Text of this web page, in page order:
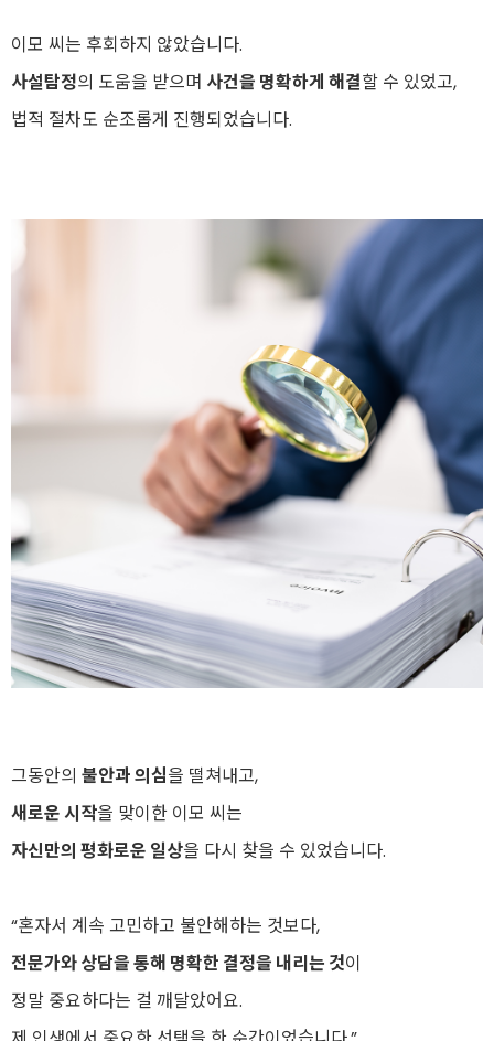
이모 씨는 후회하지 않았습니다.
사설탐정의 도움을 받으며 사건을 명확하게 해결할 수 있었고,
법적 절차도 순조롭게 진행되었습니다.
그동안의 불안과 의심을 떨쳐내고,
새로운 시작을 맞이한 이모 씨는
자신만의 평화로운 일상을 다시 찾을 수 있었습니다.
“혼자서 계속 고민하고 불안해하는 것보다,
전문가와 상담을 통해 명확한 결정을 내리는 것이
정말 중요하다는 걸 깨달았어요.